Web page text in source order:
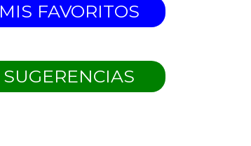
MIS FAVORITOS
SUGERENCIAS